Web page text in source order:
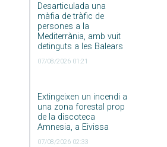
Desarticulada una
màfia de tràfic de
persones a la
Mediterrània, amb vuit
detinguts a les Balears
07/08/2026 01:21
Extingeixen un incendi a
una zona forestal prop
de la discoteca
Amnesia, a Eivissa
07/08/2026 02:33